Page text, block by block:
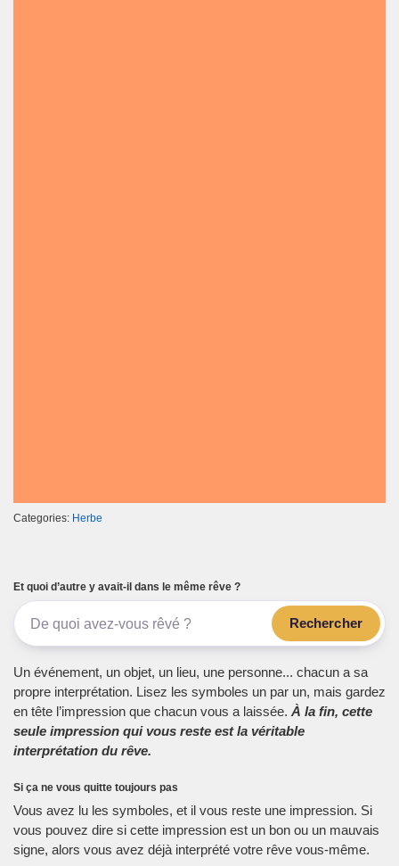
Categories: Herbe
Et quoi d’autre y avait-il dans le même rêve ?
Rechercher
Un événement, un objet, un lieu, une personne... chacun a sa
propre interprétation. Lisez les symboles un par un, mais gardez
en tête l’impression que chacun vous a laissée. À la fin, cette
seule impression qui vous reste est la véritable
interprétation du rêve.
Si ça ne vous quitte toujours pas
Vous avez lu les symboles, et il vous reste une impression. Si
vous pouvez dire si cette impression est un bon ou un mauvais
signe, alors vous avez déjà interprété votre rêve vous-même.